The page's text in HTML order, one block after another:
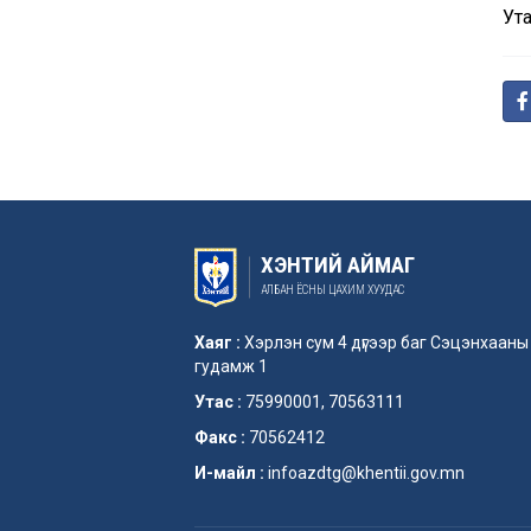
ХЭНТИЙ АЙМАГ
АЛБАН ЁСНЫ ЦАХИМ ХУУДАС
Хаяг : Хэрлэн сум 4 дүгээр баг Сэцэнхааны
гудамж 1
Утас : 75990001, 70563111
Факс : 70562412
И-майл : infoazdtg@khentii.gov.mn